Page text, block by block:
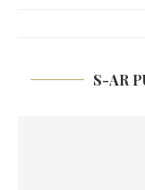
S-AR